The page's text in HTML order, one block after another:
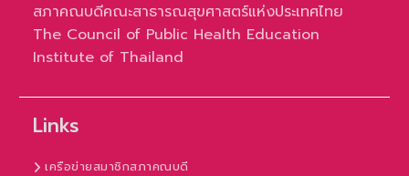
สภาคณบดีคณะสาธารณสุขศาสตร์แห่งประเทศไทย
The Council of Public Health Education
Institute of Thailand
Links
เครือข่ายสมาชิกสภาคณบดี